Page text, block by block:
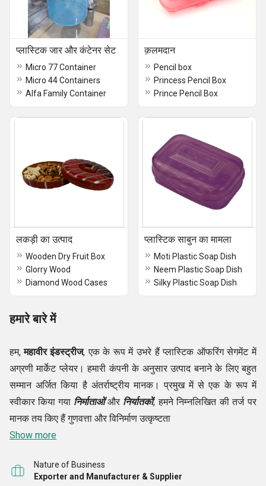
प्लास्टिक जार और कंटेनर सेट
Micro 77 Container
Micro 44 Containers
Alfa Family Container
क़लमदान
Pencil box
Princess Pencil Box
Prince Pencil Box
लकड़ी का उत्पाद
Wooden Dry Fruit Box
Glorry Wood
Diamond Wood Cases
प्लास्टिक साबुन का मामला
Moti Plastic Soap Dish
Neem Plastic Soap Dish
Silky Plastic Soap Dish
हमारे बारे में
हम,महावीर इंडस्ट्रीज, एक के रूप में उभरे हैं प्लास्टिक ऑफरिंग सेगमेंट में
अग्रणी मार्केट प्लेयर। हमारी कंपनी के अनुसार उत्पाद बनाने के लिए बहुत
सम्मान अर्जित किया है अंतर्राष्ट्रीय मानक। प्रमुख में से एक के रूप में
स्वीकार किया गया निर्माताओंऔर निर्यातकों, हमने निम्नलिखित की तर्ज पर
मानक तय किए हैं गुणवत्ता और विनिर्माण उत्कृष्टता
।
प्रतिबद्ध हैं। हमारे उत्पाद मेंरिटेल डिस्प्ले स्टैंड, प्लास्टिक हॉटपॉट्स,
Show more
Nature of Business
Exporter and Manufacturer & Supplier